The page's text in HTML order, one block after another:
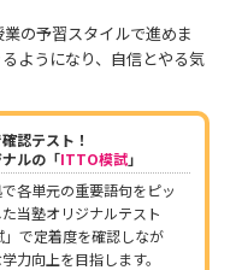
の予習スタイルで進めま
ようになり、自信とやる気
認テスト！
ルの「ITTO模試」
各単元の重要語句をピッ
当塾オリジナルテスト
」で定着度を確認しなが
力向上を目指します。